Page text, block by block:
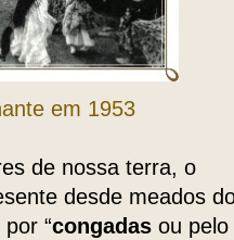
em 1953
de nossa terra, o
desde meados
“congadas ou